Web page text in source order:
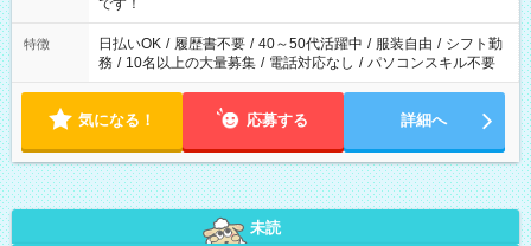
です！
特徴 日払いOK / 履歴書不要 / 40～50代活躍中 / 服装自由 / シフト勤
務 / 10名以上の大量募集 / 電話対応なし / パソコンスキル不要
気になる！ 応募する 詳細へ
未読